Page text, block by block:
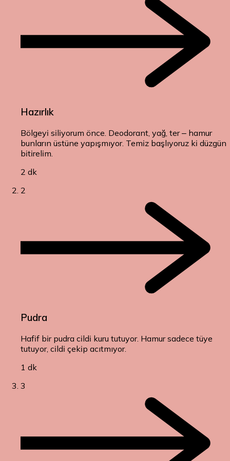
Hazırlık
Bölgeyi siliyorum önce. Deodorant, yağ, ter – hamur
bunların üstüne yapışmıyor. Temiz başlıyoruz ki düzgün
bitirelim.
2 dk
2
Pudra
Hafif bir pudra cildi kuru tutuyor. Hamur sadece tüye
tutuyor, cildi çekip acıtmıyor.
1 dk
3